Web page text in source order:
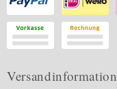
Versandinformation